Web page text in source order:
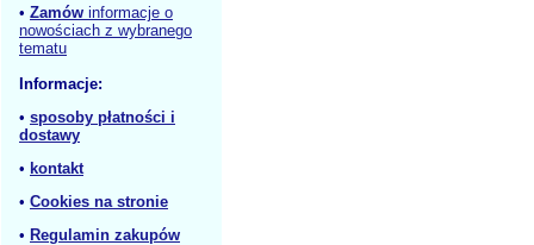
• Zamów informacje o
nowościach z wybranego
tematu
Informacje:
• sposoby płatności i
dostawy
• kontakt
• Cookies na stronie
• Regulamin zakupów